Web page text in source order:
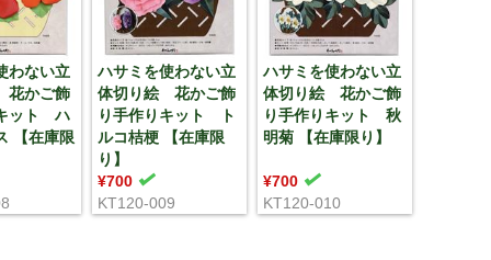
わない立
かご飾
ット ハ
【在庫限
ハサミを使わない立
体切り絵 花かご飾
り手作りキット ト
ルコ桔梗 【在庫限
り】
¥700
KT120-009
ハサミを使わない立
体切り絵 花かご飾
り手作りキット 秋
明菊 【在庫限り】
¥700
KT120-010